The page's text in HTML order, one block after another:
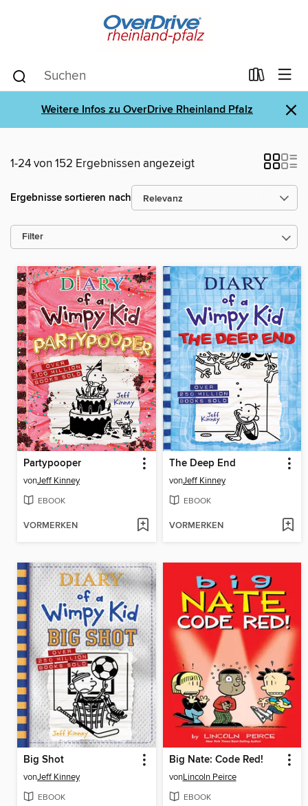
Weitere Infos zu OverDrive Rheinland Pfalz ×
1-24 von 152 Ergebnissen angezeigt
Ergebnisse sortieren nach
Filter
Partypooper
vonJeff Kinney
EBOOK
VORMERKEN
The Deep End
vonJeff Kinney
EBOOK
VORMERKEN
Big Shot
vonJeff Kinney
EBOOK
Big Nate: Code Red!
vonLincoln Peirce
EBOOK